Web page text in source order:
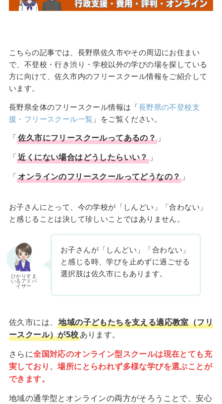
こちらの記事では、長野県佐久市やその周辺にお住まい
で、不登校・行き渋り・学校以外の学びの場を探している
方に向けて、佐久市内のフリースクール情報をご紹介して
います。
長野県全体のフリースクール情報は「長野県の不登校支
援・フリースクール一覧 」をご覧ください。
「佐久市にフリースクールってあるの？ 」
「近くにない場合はどうしたらいい？」
「オンラインのフリースクールってどうなの？ 」
お子さんにとって、今の学校が「しんどい」「合わない」
と感じることは決して珍しいことではありません。
ひかりすま
いるアドバ
イザー
お子さんが「しんどい」「合わない」
と感じる時、学びを止めずに過ごせる
選択肢は佐久市にもあります。
佐久市には、地域の子どもたちを支える適応教室（フリ
ースクール）が5校あります。
さらに全国対応のオンライン型スクールは現在とても充
実しており、場所にとらわれず多様な学びを選ぶことが
できます。
地域の通学型とオンラインの両方がそろうことで、安心